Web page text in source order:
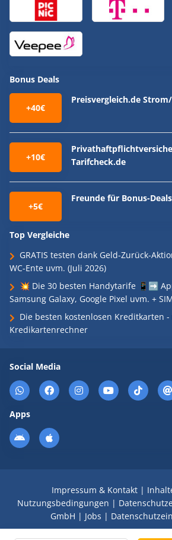
Bonus Deals
+40€
Preisvergleich.de
+10€
Tarifcheck.de
+5€
Freunde für Bonus-
Top Vergleiche
GRATIS testen dank Geld-Zurück-
WC-Ente uvm. (Juli 2026)
💥 Die 30 besten Handytarife 📱➡️
Samsung Galaxy, Google Pixel uvm. +
Die besten kostenlosen Kreditkarten
Kredikartenrechner
Social Media
Apps
Impressum & Kontakt|
Nutzungsbedingungen |
GmbH | Jobs |